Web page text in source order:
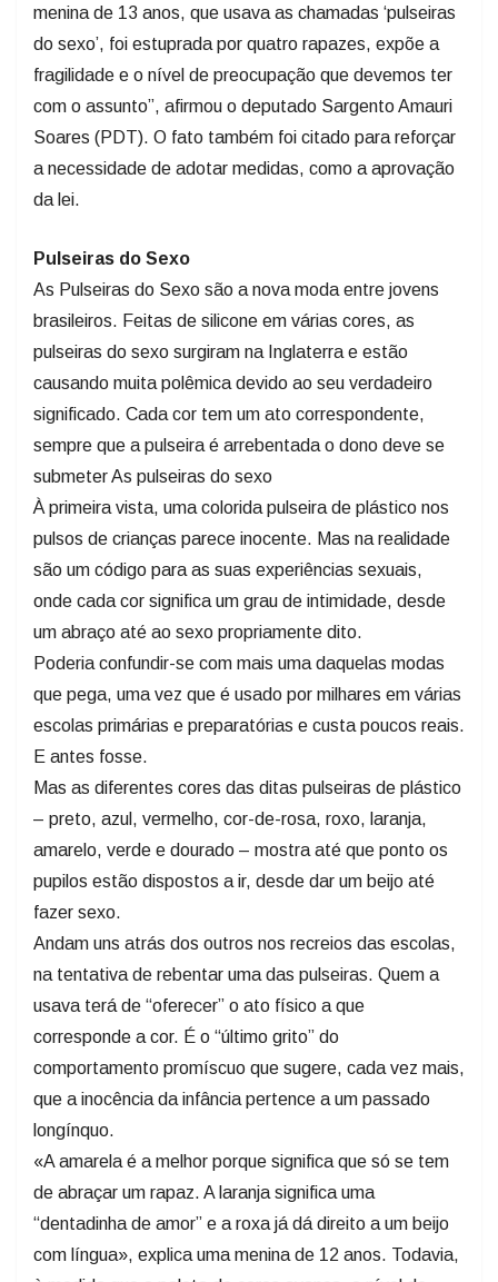
menina de 13 anos, que usava as chamadas ‘pulseiras
do sexo’, foi estuprada por quatro rapazes, expõe a
fragilidade e o nível de preocupação que devemos ter
com o assunto”, afirmou o deputado Sargento Amauri
Soares (PDT). O fato também foi citado para reforçar
a necessidade de adotar medidas, como a aprovação
da lei.
Pulseiras do Sexo
As Pulseiras do Sexo são a nova moda entre jovens
brasileiros. Feitas de silicone em várias cores, as
pulseiras do sexo surgiram na Inglaterra e estão
causando muita polêmica devido ao seu verdadeiro
significado. Cada cor tem um ato correspondente,
sempre que a pulseira é arrebentada o dono deve se
submeter As pulseiras do sexo
À primeira vista, uma colorida pulseira de plástico nos
pulsos de crianças parece inocente. Mas na realidade
são um código para as suas experiências sexuais,
onde cada cor significa um grau de intimidade, desde
um abraço até ao sexo propriamente dito.
Poderia confundir-se com mais uma daquelas modas
que pega, uma vez que é usado por milhares em várias
escolas primárias e preparatórias e custa poucos reais.
E antes fosse.
Mas as diferentes cores das ditas pulseiras de plástico
– preto, azul, vermelho, cor-de-rosa, roxo, laranja,
amarelo, verde e dourado – mostra até que ponto os
pupilos estão dispostos a ir, desde dar um beijo até
fazer sexo.
Andam uns atrás dos outros nos recreios das escolas,
na tentativa de rebentar uma das pulseiras. Quem a
usava terá de “oferecer” o ato físico a que
corresponde a cor. É o “último grito” do
comportamento promíscuo que sugere, cada vez mais,
que a inocência da infância pertence a um passado
longínquo.
«A amarela é a melhor porque significa que só se tem
de abraçar um rapaz. A laranja significa uma
“dentadinha de amor” e a roxa já dá direito a um beijo
com língua», explica uma menina de 12 anos. Todavia,